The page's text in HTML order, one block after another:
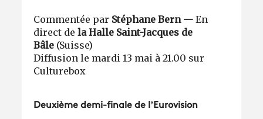
Commentée par Stéphane Bern —En
direct dela Halle Saint-Jacques de
Bâle (Suisse)
Diffusion le mardi 13 mai à 21.00 sur
Culturebox
Deuxième demi-finale de l’Eurovision